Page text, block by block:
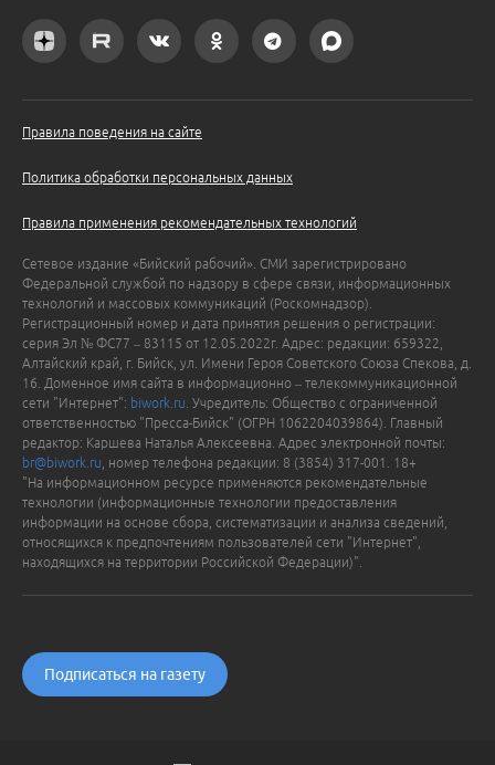
Правила поведения на сайте
Политика обработки персональных данных
Правила применения рекомендательных технологий
Сетевое издание «Бийский рабочий». СМИ зарегистрировано
Федеральной службой по надзору в сфере связи, информационных
технологий и массовых коммуникаций (Роскомнадзор).
Регистрационный номер и дата принятия решения о регистрации:
серия Эл № ФС77 – 83115 от 12.05.2022г. Адрес: редакции: 659322,
Алтайский край, г. Бийск, ул. Имени Героя Советского Союза Спекова, д.
16. Доменное имя сайта в информационно – телекоммуникационной
сети "Интернет": biwork.ru . Учредитель: Общество с ограниченной
ответственностью "Пресса-Бийск" (ОГРН 1062204039864). Главный
редактор: Каршева Наталья Алексеевна. Адрес электронной почты:
br@biwork.ru , номер телефона редакции: 8 (3854) 317-001. 18+
"На информационном ресурсе применяются рекомендательные
технологии (информационные технологии предоставления
информации на основе сбора, систематизации и анализа сведений,
относящихся к предпочтениям пользователей сети "Интернет",
находящихся на территории Российской Федерации)".
Подписаться на газету